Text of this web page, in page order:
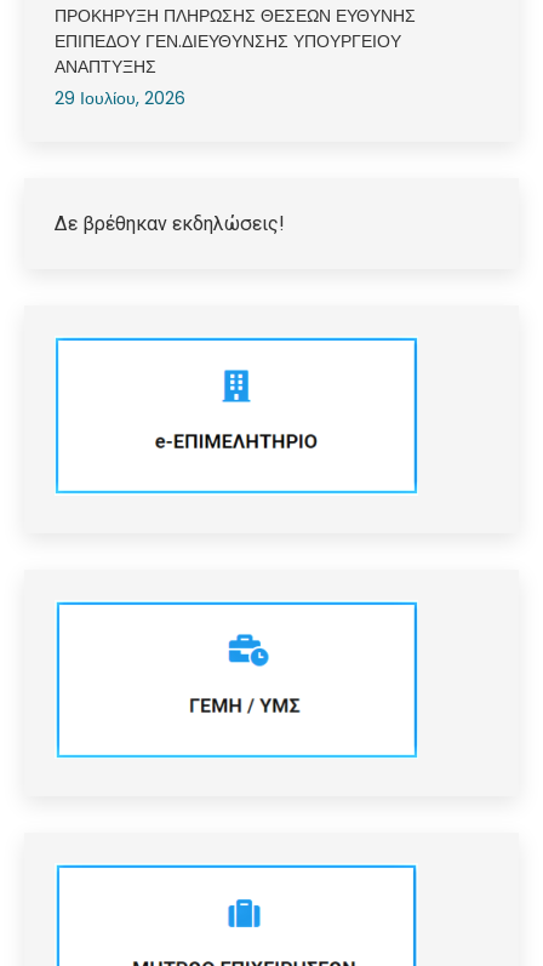
ΠΡΟΚΗΡΥΞΗ ΠΛΗΡΩΣΗΣ ΘΕΣΕΩΝ ΕΥΘΥΝΗΣ
ΕΠΙΠΕΔΟΥ ΓΕΝ.ΔΙΕΥΘΥΝΣΗΣ ΥΠΟΥΡΓΕΙΟΥ
ΑΝΑΠΤΥΞΗΣ
29 Ιουλίου, 2026
Δε βρέθηκαν εκδηλώσεις!